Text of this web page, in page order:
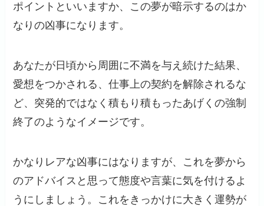
ポイントといいますか、この夢が暗示するのはか
なりの凶事になります。
あなたが日頃から周囲に不満を与え続けた結果、
愛想をつかされる、仕事上の契約を解除されるな
ど、突発的ではなく積もり積もったあげくの強制
終了のようなイメージです。
かなりレアな凶事にはなりますが、これを夢から
のアドバイスと思って態度や言葉に気を付けるよ
うにしましょう。これをきっかけに大きく運勢が